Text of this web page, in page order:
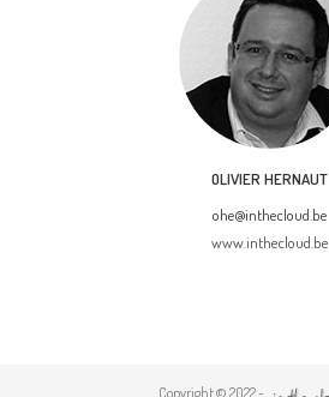
OLIVIER HERNAUT
ohe@inthecloud.be
www.inthecloud.be
Copyright © 2022 -